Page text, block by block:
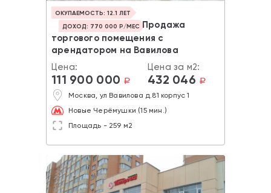
ОКУПАЕМОСТЬ: 12.1 ЛЕТ
ДОХОД: 770 000 Р/МЕС Продажа
торгового помещения с
арендатором на Вавилова
Цена:
111 900 000 a
Цена за м2:
432 046 a
Москва, ул Вавилова д.81 корпус 1
Новые Черёмушки (15 мин.)
Площадь - 259 м2